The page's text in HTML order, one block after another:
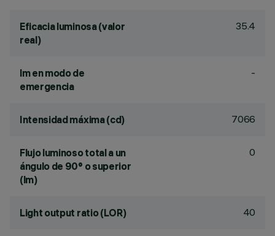
Eficacia luminosa (valor
real)
35.4
lm en modo de
emergencia
-
Intensidad máxima (cd) 7066
Flujo luminoso total a un
ángulo de 90° o superior
(lm)
0
Light output ratio (LOR) 40